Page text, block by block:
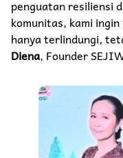
penguatan resiliensi
komunitas, kami
hanya terlindungi,
Diena, Founder